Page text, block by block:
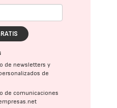
de newsletters y
de
de comunicaciones